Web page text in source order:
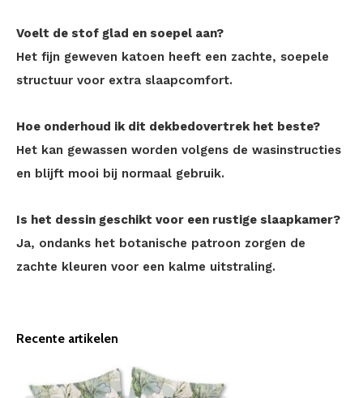
Voelt de stof glad en soepel aan?
Het fijn geweven katoen heeft een zachte, soepele
structuur voor extra slaapcomfort.
Hoe onderhoud ik dit dekbedovertrek het beste?
Het kan gewassen worden volgens de wasinstructies
en blijft mooi bij normaal gebruik.
Is het dessin geschikt voor een rustige slaapkamer?
Ja, ondanks het botanische patroon zorgen de
zachte kleuren voor een kalme uitstraling.
Recente artikelen